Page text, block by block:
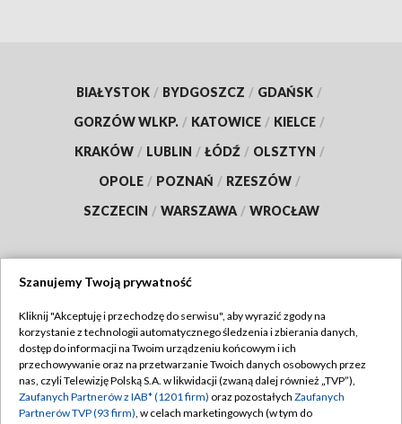
BIAŁYSTOK / BYDGOSZCZ / GDAŃSK /
GORZÓW WLKP. / KATOWICE / KIELCE /
KRAKÓW / LUBLIN / ŁÓDŹ / OLSZTYN /
OPOLE / POZNAŃ / RZESZÓW /
SZCZECIN / WARSZAWA / WROCŁAW
TVP
Abonament TVP
Emisja w TVP
Regulamin TVP
Polityka prywatności
Szanujemy Twoją prywatność
Kliknij "Akceptuję i przechodzę do serwisu", aby wyrazić zgody na
korzystanie z technologii automatycznego śledzenia i zbierania danych,
dostęp do informacji na Twoim urządzeniu końcowym i ich
przechowywanie oraz na przetwarzanie Twoich danych osobowych przez
nas, czyli Telewizję Polską S.A. w likwidacji (zwaną dalej również „TVP”),
Zaufanych Partnerów z IAB* (1201 firm) oraz pozostałych Zaufanych
Partnerów TVP (93 firm), w celach marketingowych (w tym do